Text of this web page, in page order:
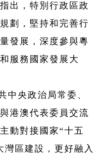
出，特別行政區政
劃，堅持和完善行
發展，深度參與粵
服務國家發展大
中央政治局常委、
港澳代表委員交流
動對接國家“十五
灣區建設，更好融入